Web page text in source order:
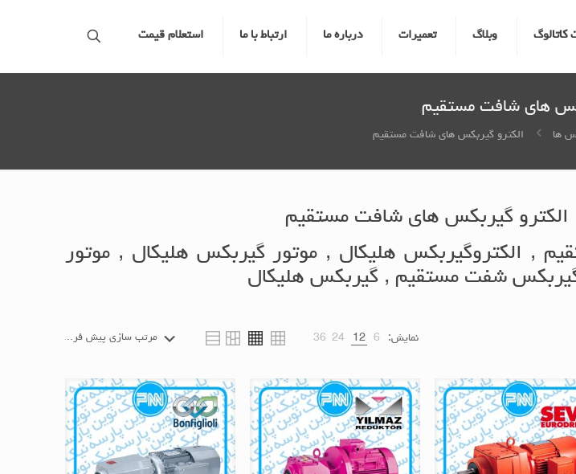
کاتالوگ وبلاگ تعمیرات درباره ما ارتباط با ما استعلام قیمت
های شافت مستقیم
ها الکترو گیربکس های شافت مستقیم
الکترو گیربکس های شافت مستقیم
, الکتروگیربکس هلیکال , موتور گیربکس هلیکال , موتور
شفت مستقیم , گیربکس هلیکال
نمایش: 6
12
24
36